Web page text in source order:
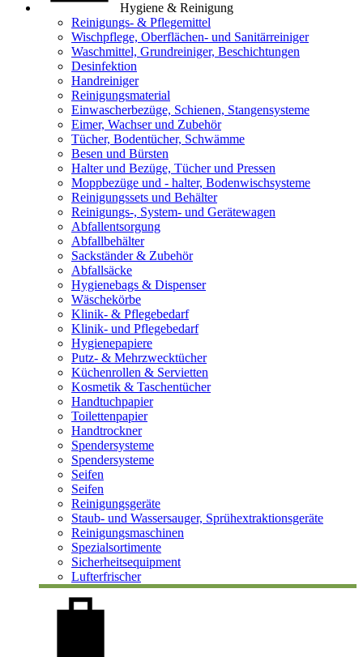
Hygiene & Reinigung
Reinigungs- & Pflegemittel
Wischpflege, Oberflächen- und Sanitärreiniger
Waschmittel, Grundreiniger, Beschichtungen
Desinfektion
Handreiniger
Reinigungsmaterial
Einwascherbezüge, Schienen, Stangensysteme
Eimer, Wachser und Zubehör
Tücher, Bodentücher, Schwämme
Besen und Bürsten
Halter und Bezüge, Tücher und Pressen
Moppbezüge und - halter, Bodenwischsysteme
Reinigungssets und Behälter
Reinigungs-, System- und Gerätewagen
Abfallentsorgung
Abfallbehälter
Sackständer & Zubehör
Abfallsäcke
Hygienebags & Dispenser
Wäschekörbe
Klinik- & Pflegebedarf
Klinik- und Pflegebedarf
Hygienepapiere
Putz- & Mehrzwecktücher
Küchenrollen & Servietten
Kosmetik & Taschentücher
Handtuchpapier
Toilettenpapier
Handtrockner
Spendersysteme
Spendersysteme
Seifen
Seifen
Reinigungsgeräte
Staub- und Wassersauger, Sprühextraktionsgeräte
Reinigungsmaschinen
Spezialsortimente
Sicherheitsequipment
Lufterfrischer